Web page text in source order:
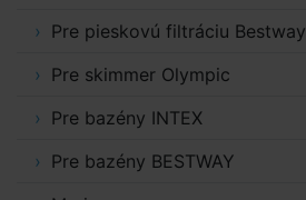
Pre pieskovú filtráciu Bestway
Pre skimmer Olympic
Pre bazény INTEX
Pre bazény BESTWAY